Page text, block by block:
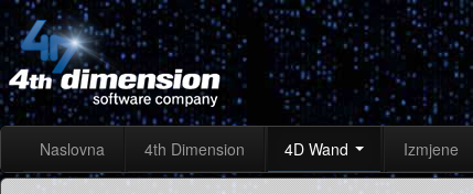
Naslovna 4th Dimension 4D Wand Izmjene